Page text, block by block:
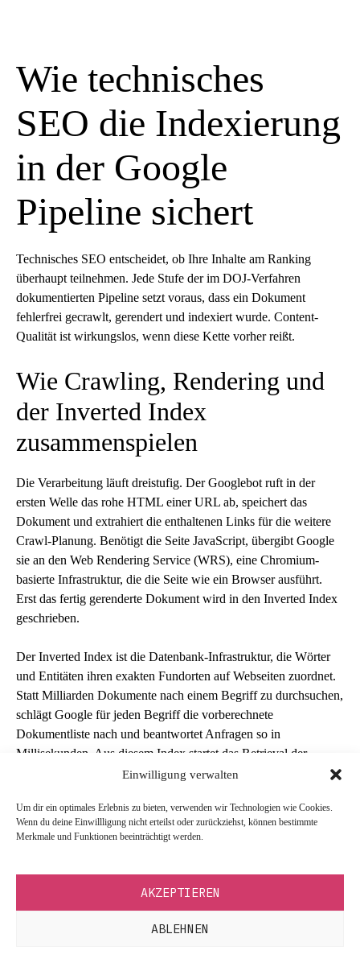
Einwilligung verwalten
Um dir ein optimales Erlebnis zu bieten, verwenden wir Technologien wie Cookies.
Wenn du deine Einwillligung nicht erteilst oder zurückziehst, können bestimmte
Merkmale und Funktionen beeinträchtigt werden.
AKZEPTIEREN
ABLEHNEN
Wie technisches
SEO die Indexierung
in der Google
Pipeline sichert
Technisches SEO entscheidet, ob Ihre Inhalte am Ranking
überhaupt teilnehmen. Jede Stufe der im DOJ-Verfahren
dokumentierten Pipeline setzt voraus, dass ein Dokument
fehlerfrei gecrawlt, gerendert und indexiert wurde. Content-
Qualität ist wirkungslos, wenn diese Kette vorher reißt.
Wie Crawling, Rendering und
der Inverted Index
zusammenspielen
Die Verarbeitung läuft dreistufig. Der Googlebot ruft in der
ersten Welle das rohe HTML einer URL ab, speichert das
Dokument und extrahiert die enthaltenen Links für die weitere
Crawl-Planung. Benötigt die Seite JavaScript, übergibt Google
sie an den Web Rendering Service (WRS), eine Chromium-
basierte Infrastruktur, die die Seite wie ein Browser ausführt.
Erst das fertig gerenderte Dokument wird in den Inverted Index
geschrieben.
Der Inverted Index ist die Datenbank-Infrastruktur, die Wörter
und Entitäten ihren exakten Fundorten auf Webseiten zuordnet.
Statt Milliarden Dokumente nach einem Begriff zu durchsuchen,
schlägt Google für jeden Begriff die vorberechnete
Dokumentliste nach und beantwortet Anfragen so in
Millisekunden. Aus diesem Index startet das Retrieval der
Ranking-Pipeline, lexikalische Kandidaten aus dem Inverted
DeepRank und NavBoost.
E-E-A-Tkompensiert einen fehlenden
Indexeintrag.